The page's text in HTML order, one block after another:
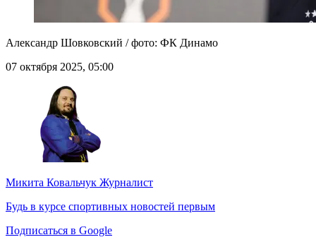
Александр Шовковский / фото: ФК Динамо
07 октября 2025, 05:00
Микита Ковальчук Журналист
Будь в курсе спортивных новостей первым
Подписаться в Google